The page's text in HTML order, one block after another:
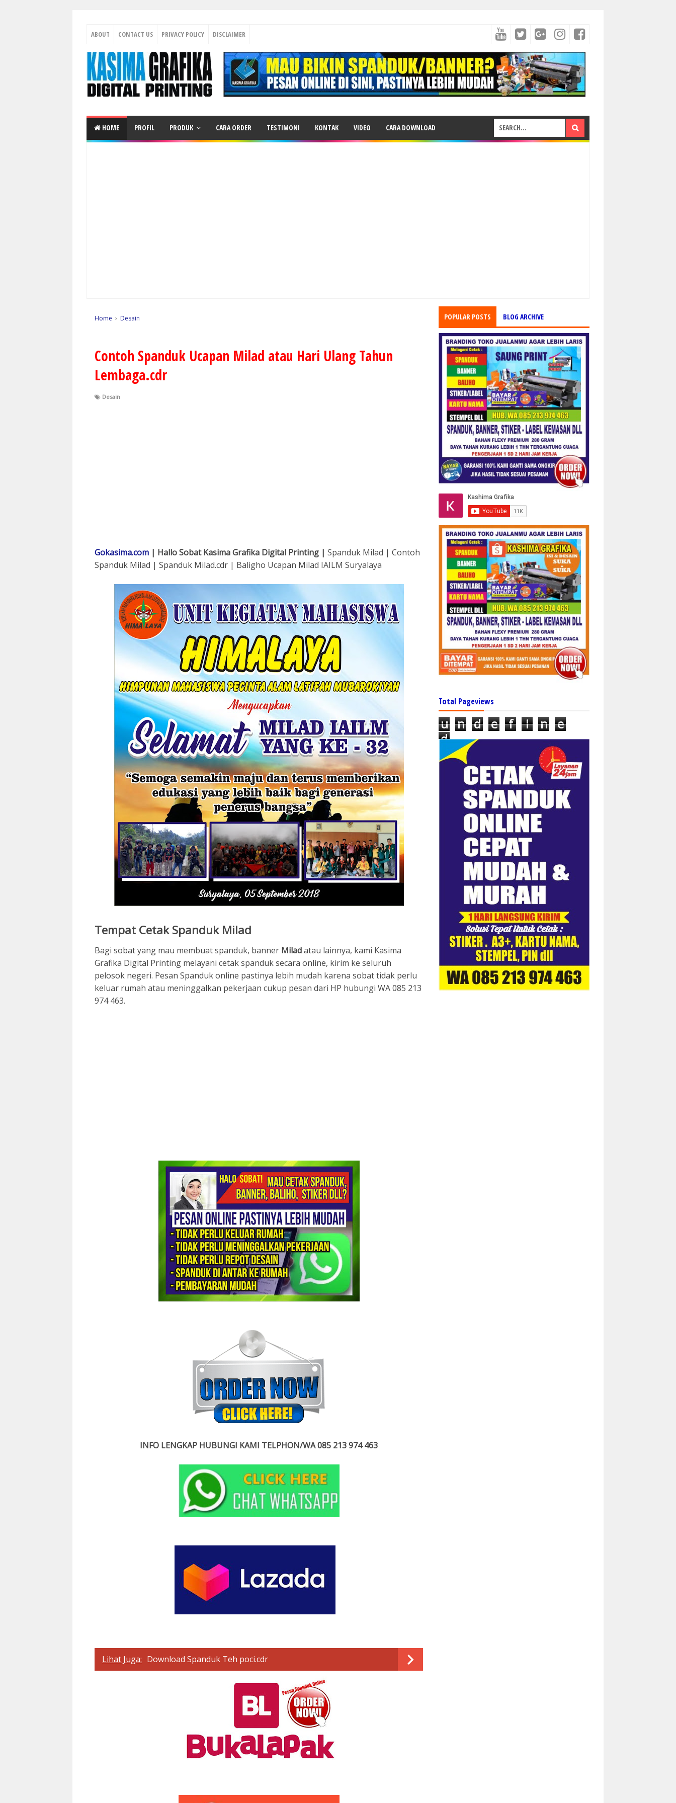
ABOUT CONTACT US PRIVACY POLICY DISCLAIMER
HOME PROFIL PRODUK CARA ORDER TESTIMONI KONTAK VIDEO CARA DOWNLOAD
Home › Desain
Contoh Spanduk Ucapan Milad atau Hari Ulang Tahun
Lembaga.cdr
Desain
Gokasima.com | Hallo Sobat Kasima Grafika Digital Printing | Spanduk Milad | Contoh
Spanduk Milad | Spanduk Milad.cdr | Baligho Ucapan Milad IAILM Suryalaya
Tempat Cetak Spanduk Milad
Bagi sobat yang mau membuat spanduk, banner Miladatau lainnya, kami Kasima
Grafika Digital Printing melayani cetak spanduk secara online, kirim ke seluruh
pelosok negeri. Pesan Spanduk online pastinya lebih mudah karena sobat tidak perlu
keluar rumah atau meninggalkan pekerjaan cukup pesan dari HP hubungi WA 085 213
974 463.
INFO LENGKAP HUBUNGI KAMI TELPHON/WA 085 213 974 463
Lihat Juga: Download Spanduk Teh poci.cdr
POPULAR POSTS BLOG ARCHIVE
Total Pageviews
u n d e f i n e
d